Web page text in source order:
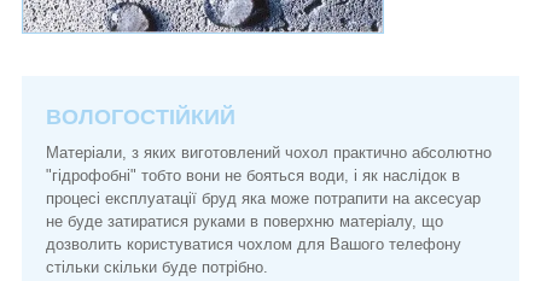
ВОЛОГОСТІЙКИЙ
Матеріали, з яких виготовлений чохол практично абсолютно
"гідрофобні" тобто вони не бояться води, і як наслідок в
процесі експлуатації бруд яка може потрапити на аксесуар
не буде затиратися руками в поверхню матеріалу, що
дозволить користуватися чохлом для Вашого телефону
стільки скільки буде потрібно.